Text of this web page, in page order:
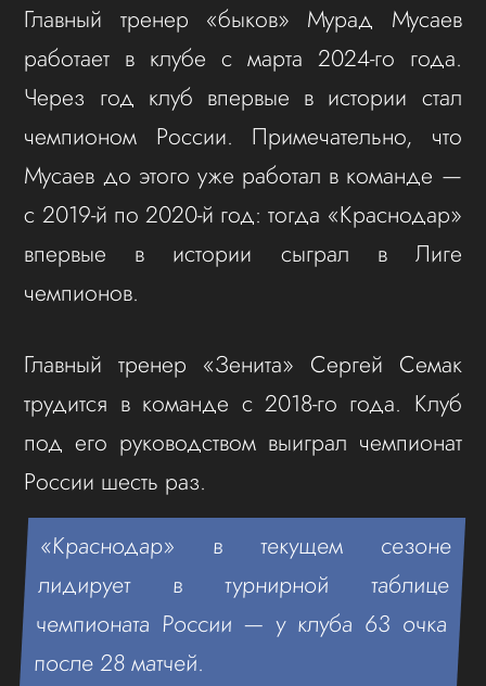
Главный тренер «быков» Мурад Мусаев
работает в клубе с марта 2024-го года.
Через год клуб впервые в истории стал
чемпионом России. Примечательно, что
Мусаев до этого уже работал в команде —
с 2019-й по 2020-й год: тогда «Краснодар»
впервые в истории сыграл в Лиге
чемпионов.
Главный тренер «Зенита» Сергей Семак
трудится в команде с 2018-го года. Клуб
под его руководством выиграл чемпионат
России шесть раз.
«Краснодар» в текущем сезоне
лидирует в турнирной таблице
чемпионата России — у клуба 63 очка
после 28 матчей.